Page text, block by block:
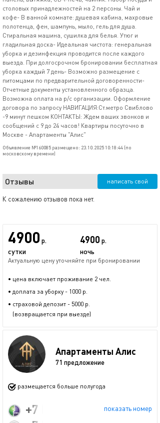
столовых принадлежностей на 2 персоны. Чай и
кофе- В ванной комнате: душевая кабина, махровые
полотенца, фен, шампунь, мыло, гель для душа.
Стиральная машина, сушилка для белья. Утюг и
гладильная доска- Идеальная чистота: генеральная
уборка и дезинфекция проводится после каждого
выезда. При долгосрочном бронировании бесплатная
уборка каждый 7 день- Возможно размещение с
питомцами по предварительной договоренности-
Отчетные документы установленного образца.
Возможна оплата на р/с организации. Оформление
договора по запросу НАВИГАЦИЯ:Ст.метро Свиблово
-9 минут пешком КОНТАКТЫ: Ждем ваших звонков и
сообщений с 9 до 24 часов! Квартиры посуточно в
Москве - Апартаменты "Алис"
Объявление №160085 размещено: 23.10.2025 10:18:44 (по
московскому времени)
Отзывы написать свой
К сожалению отзывов пока нет.
4900 р.
сутки
4900 р.
ночь
Актуальную цену уточняйте при бронировании
• цена включает проживание 2 чел.
• доплата за уборку - 1000 р.
• страховой депозит - 5000 р.
(возвращается при выезде)
Апартаменты Алис
71 предложение
размещается больше полугода
показать номер
+7 (920) 966-83-23